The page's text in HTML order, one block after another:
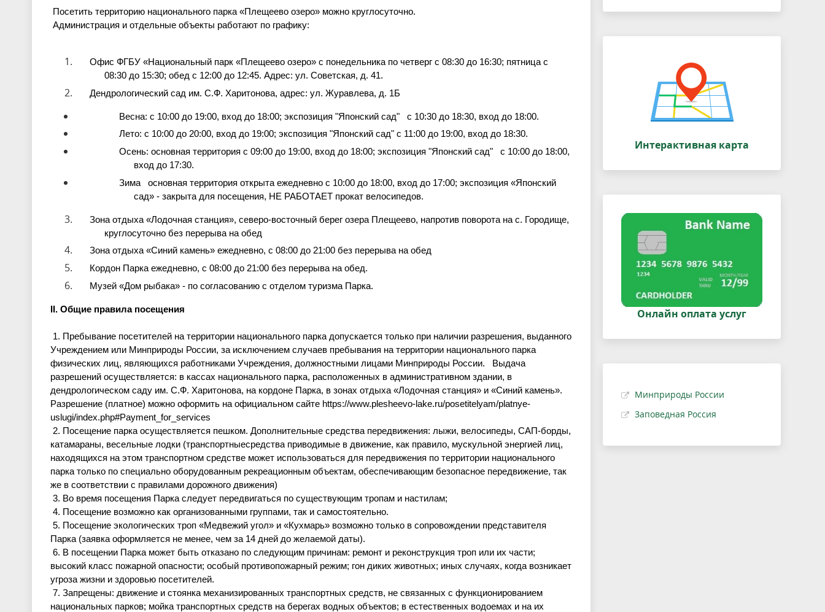
Посетить территорию национального парка «Плещеево озеро» можно круглосуточно.
Администрация и отдельные объекты работают по графику:
Офис ФГБУ «Национальный парк «Плещеево озеро» с понедельника по четверг с 08:30 до 16:30; пятница с
08:30 до 15:30; обед с 12:00 до 12:45. Адрес: ул. Советская, д. 41.
Дендрологический сад им. С.Ф. Харитонова, адрес: ул. Журавлева, д. 1Б
Весна: с 10:00 до 19:00, вход до 18:00; экспозиция "Японский сад" с 10:30 до 18:30, вход до 18:00.
Лето: с 10:00 до 20:00, вход до 19:00; экспозиция "Японский сад" с 11:00 до 19:00, вход до 18:30.
Осень: основная территория с 09:00 до 19:00, вход до 18:00; экспозиция "Японский сад" с 10:00 до 18:00,
вход до 17:30.
Зима основная территория открыта ежедневно с 10:00 до 18:00, вход до 17:00; экспозиция «Японский
сад» - закрыта для посещения, НЕ РАБОТАЕТ прокат велосипедов.
Зона отдыха «Лодочная станция», северо-восточный берег озера Плещеево, напротив поворота на с. Городище,
круглосуточно без перерыва на обед
Зона отдыха «Синий камень» ежедневно, с 08:00 до 21:00 без перерыва на обед
Кордон Парка ежедневно, с 08:00 до 21:00 без перерыва на обед.
Музей «Дом рыбака» - по согласованию с отделом туризма Парка.
II. Общие правила посещения
1. Пребывание посетителей на территории национального парка допускается только при наличии разрешения, выданного
Учреждением или Минприроды России, за исключением случаев пребывания на территории национального парка
физических лиц, являющихся работниками Учреждения, должностными лицами Минприроды России. Выдача
разрешений осуществляется: в кассах национального парка, расположенных в административном здании, в
дендрологическом саду им. С.Ф. Харитонова, на кордоне Парка, в зонах отдыха «Лодочная станция» и «Синий камень».
Разрешение (платное) можно оформить на официальном сайте https://www.plesheevo-lake.ru/posetitelyam/platnye-
uslugi/index.php#Payment_for_services
2. Посещение парка осуществляется пешком. Дополнительные средства передвижения: лыжи, велосипеды, САП-борды,
катамараны, весельные лодки (транспортныесредства приводимые в движение, как правило, мускульной энергией лиц,
находящихся на этом транспортном средстве может использоваться для передвижения по территории национального
парка только по специально оборудованным рекреационным объектам, обеспечивающим безопасное передвижение, так
же в соответствии с правилами дорожного движения)
3. Во время посещения Парка следует передвигаться по существующим тропам и настилам;
4. Посещение возможно как организованными группами, так и самостоятельно.
5. Посещение экологических троп «Медвежий угол» и «Кухмарь» возможно только в сопровождении представителя
Парка (заявка оформляется не менее, чем за 14 дней до желаемой даты).
6. В посещении Парка может быть отказано по следующим причинам: ремонт и реконструкция троп или их части;
высокий класс пожарной опасности; особый противопожарный режим; гон диких животных; иных случаях, когда возникает
угроза жизни и здоровью посетителей.
7. Запрещены: движение и стоянка механизированных транспортных средств, не связанных с функционированием
национальных парков; мойка транспортных средств на берегах водных объектов; в естественных водоемах и на их
Интерактивная карта
Онлайн оплата услуг
Минприроды России
Заповедная Россия